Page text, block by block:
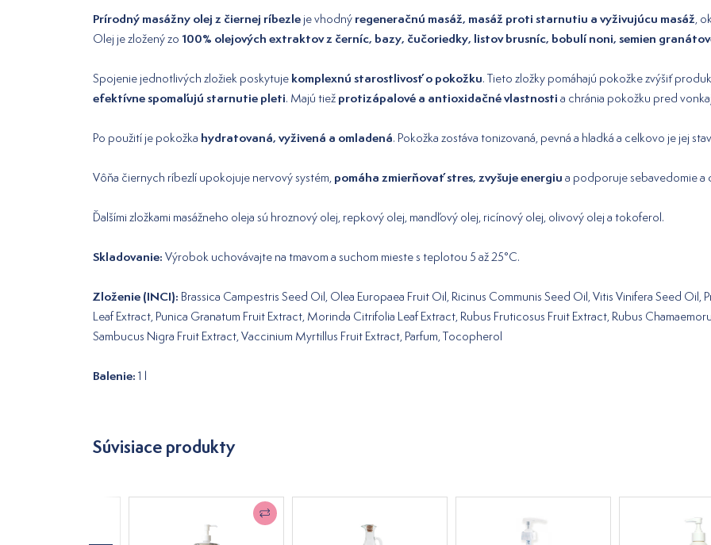
Prírodný masážny olej z čiernej ríbezle je vhodný regeneračnú masáž, masáž proti starnutiu a vyživujúcu masáž,
Olej je zložený zo 100% olejových extraktov z černíc, bazy, čučoriedky, listov brusníc, bobulí noni, semien
Spojenie jednotlivých zložiek poskytuje komplexnú starostlivosť o pokožku. Tieto zložky pomáhajú pokožke zvýšiť
efektívne spomaľujú starnutie pleti. Majú tiež protizápalové a antioxidačné vlastnosti a chránia pokožku pred
Po použití je pokožka hydratovaná, vyživená a omladená. Pokožka zostáva tonizovaná, pevná a hladká a celkovo je jej
Vôňa čiernych ríbezlí upokojuje nervový systém, pomáha zmierňovať stres, zvyšuje energiu a podporuje sebavedomie a
Ďalšími zložkami masážneho oleja sú hroznový olej, repkový olej, mandľový olej, ricínový olej, olivový olej a tokoferol.
Skladovanie: Výrobok uchovávajte na tmavom a suchom mieste s teplotou 5 až 25°C.
Zloženie (INCI): Brassica Campestris Seed Oil, Olea Europaea Fruit Oil, Ricinus Communis Seed Oil, Vitis Vinifera Seed Oil,
Leaf Extract, Punica Granatum Fruit Extract, Morinda Citrifolia Leaf Extract, Rubus Fruticosus Fruit Extract, Rubus
Sambucus Nigra Fruit Extract, Vaccinium Myrtillus Fruit Extract, Parfum, Tocopherol
Balenie: 1 l
Súvisiace produkty